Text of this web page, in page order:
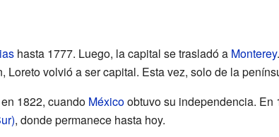
hasta 1777. Luego, la capital se trasladó a Monterey
Loreto volvió a ser capital. Esta vez, solo de la
1822, cuando Méxicoobtuvo su independencia. En
, donde permanece hasta hoy.